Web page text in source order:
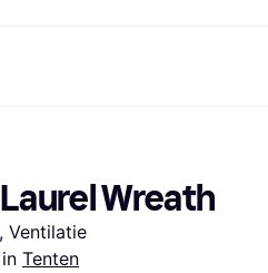
Wreath
Ventilatie
in Tenten